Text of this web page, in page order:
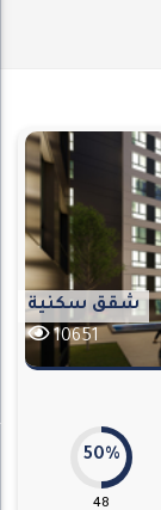
شقق سكنية
10651
50%
48